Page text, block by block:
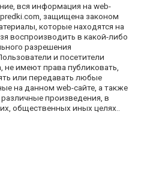
вся информация на web-
защищена законом
которые находятся на
воспроизводить в какой-либо
разрешения
и посетители
не имеют права публиковать,
или передавать любые
на данном web-сайте, а также
произведения, в
общественных иных целях..